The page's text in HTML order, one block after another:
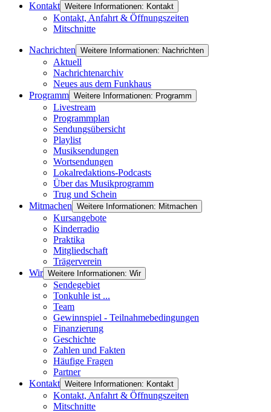
Kontakt Weitere Informationen: Kontakt
Kontakt, Anfahrt & Öffnungszeiten
Mitschnitte
Nachrichten Weitere Informationen: Nachrichten
Aktuell
Nachrichtenarchiv
Neues aus dem Funkhaus
Programm Weitere Informationen: Programm
Livestream
Programmplan
Sendungsübersicht
Playlist
Musiksendungen
Wortsendungen
Lokalredaktions-Podcasts
Über das Musikprogramm
Trug und Schein
Mitmachen Weitere Informationen: Mitmachen
Kursangebote
Kinderradio
Praktika
Mitgliedschaft
Trägerverein
Wir Weitere Informationen: Wir
Sendegebiet
Tonkuhle ist ...
Team
Gewinnspiel - Teilnahmebedingungen
Finanzierung
Geschichte
Zahlen und Fakten
Häufige Fragen
Partner
Kontakt Weitere Informationen: Kontakt
Kontakt, Anfahrt & Öffnungszeiten
Mitschnitte